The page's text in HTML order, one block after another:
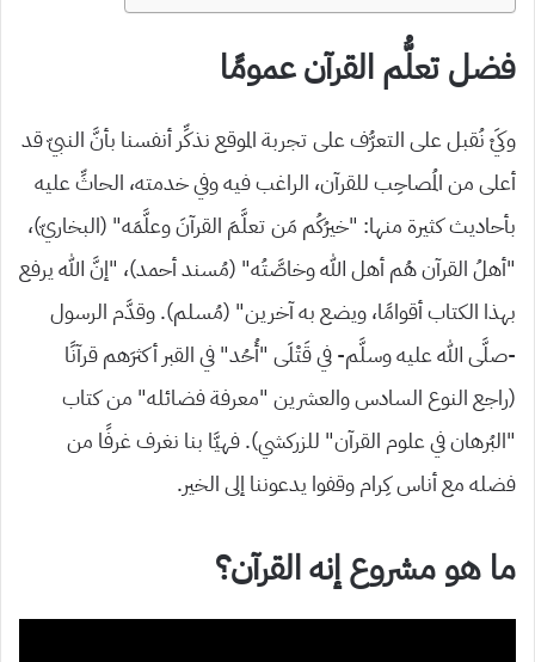
فضل تعلُّم القرآن عمومًا
وكَيْ نُقبل على التعرُّف على تجربة الموقع نذكِّر أنفسنا بأنَّ النبيّ قد
أعلى من المُصاحِب للقرآن، الراغب فيه وفي خدمته، الحاثِّ عليه
بأحاديث كثيرة منها: “خيرُكُم مَن تعلَّمَ القرآنَ وعلَّمَه” (البخاريّ)،
“أهلُ القرآن هُم أهل الله وخاصَّتُه” (مُسند أحمد)، “إنَّ الله يرفع
بهذا الكتاب أقوامًا، ويضع به آخرين” (مُسلم). وقدَّم الرسول
-صلَّى الله عليه وسلَّم- في قَتْلَى “أُحُد” في القبر أكثرَهم قرآنًا
(راجع النوع السادس والعشرين “معرفة فضائله” من كتاب
“البُرهان في علوم القرآن” للزركشي). فهيَّا بنا نغرف غرفًا من
فضله مع أناس كِرام وقفوا يدعوننا إلى الخير.
ما هو مشروع إنه القرآن؟